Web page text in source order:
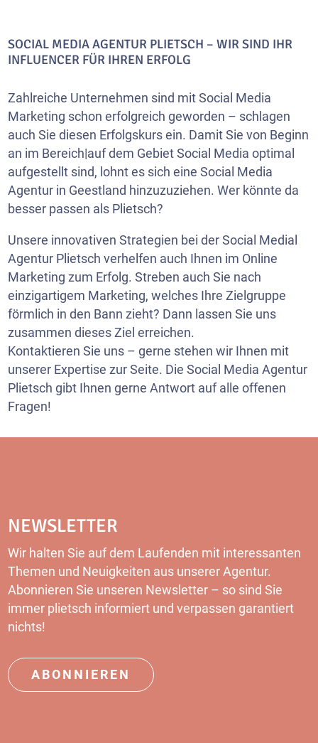
SOCIAL MEDIA AGENTUR PLIETSCH – WIR SIND IHR
INFLUENCER FÜR IHREN ERFOLG
Zahlreiche Unternehmen sind mit Social Media
Marketing schon erfolgreich geworden – schlagen
auch Sie diesen Erfolgskurs ein. Damit Sie von Beginn
an im Bereich|auf dem Gebiet Social Media optimal
aufgestellt sind, lohnt es sich eine Social Media
Agentur in Geestland hinzuzuziehen. Wer könnte da
besser passen als Plietsch?
Unsere innovativen Strategien bei der Social Medial
Agentur Plietsch verhelfen auch Ihnen im Online
Marketing zum Erfolg. Streben auch Sie nach
einzigartigem Marketing, welches Ihre Zielgruppe
förmlich in den Bann zieht? Dann lassen Sie uns
zusammen dieses Ziel erreichen.
Kontaktieren Sie uns – gerne stehen wir Ihnen mit
unserer Expertise zur Seite. Die Social Media Agentur
Plietsch gibt Ihnen gerne Antwort auf alle offenen
Fragen!
NEWSLETTER
Wir halten Sie auf dem Laufenden mit interessanten
Themen und Neuigkeiten aus unserer Agentur.
Abonnieren Sie unseren Newsletter – so sind Sie
immer plietsch informiert und verpassen garantiert
nichts!
ABONNIEREN